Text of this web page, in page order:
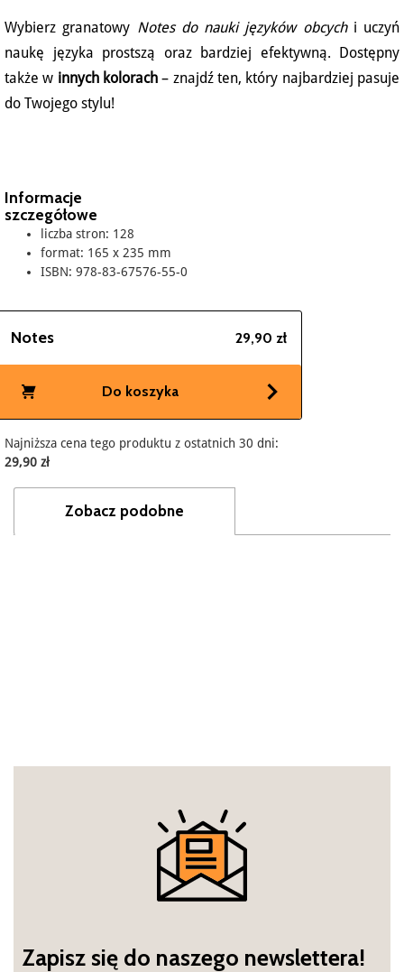
Wybierz granatowy Notes do nauki języków obcychi uczyń
naukę języka prostszą oraz bardziej efektywną. Dostępny
także w innych kolorach – znajdź ten, który najbardziej pasuje
do Twojego stylu!
Informacje
szczegółowe
liczba stron: 128
format: 165 x 235 mm
ISBN: 978-83-67576-55-0
Notes 29,90 zł
Do koszyka
Najniższa cena tego produktu z ostatnich 30 dni:
29,90 zł
Zobacz podobne
Zapisz się do naszego newslettera!